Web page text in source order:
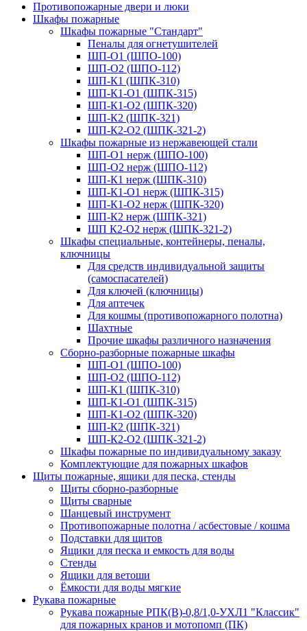
Противопожарные двери и люки
Шкафы пожарные
Шкафы пожарные "Стандарт"
Пеналы для огнетушителей
ШП-О1 (ШПО-100)
ШП-О2 (ШПО-112)
ШП-К1 (ШПК-310)
ШП-К1-О1 (ШПК-315)
ШП-К1-О2 (ШПК-320)
ШП-К2 (ШПК-321)
ШП-К2-О2 (ШПК-321-2)
Шкафы пожарные из нержавеющей стали
ШП-О1 нерж (ШПО-100)
ШП-О2 нерж (ШПО-112)
ШП-К1 нерж (ШПК-310)
ШП-К1-О1 нерж (ШПК-315)
ШП-К1-О2 нерж (ШПК-320)
ШП-К2 нерж (ШПК-321)
ШП К2-О2 нерж (ШПК-321-2)
Шкафы специальные, контейнеры, пеналы,
ключницы
Для средств индивидуальной защиты
(самоспасателей)
Для ключей (ключницы)
Для аптечек
Для кошмы (противопожарного полотна)
Шахтные
Прочие шкафы различного назначения
Сборно-разборные пожарные шкафы
ШП-О1 (ШПО-100)
ШП-О2 (ШПО-112)
ШП-К1 (ШПК-310)
ШП-К1-О1 (ШПК-315)
ШП-К1-О2 (ШПК-320)
ШП-К2 (ШПК-321)
ШП-К2-О2 (ШПК-321-2)
Шкафы пожарные по индивидуальному заказу
Комплектующие для пожарных шкафов
Щиты пожарные, ящики для песка, стенды
Щиты сборно-разборные
Щиты сварные
Шанцевый инструмент
Противопожарные полотна / асбестовые / кошма
Подставки для щитов
Ящики для песка и емкость для воды
Стенды
Ящики для ветоши
Ёмкости для воды мягкие
Рукава пожарные
Рукава пожарные РПК(В)-0,8/1,0-УХЛ1 "Классик"
для пожарных кранов и мотопомп (ПК)